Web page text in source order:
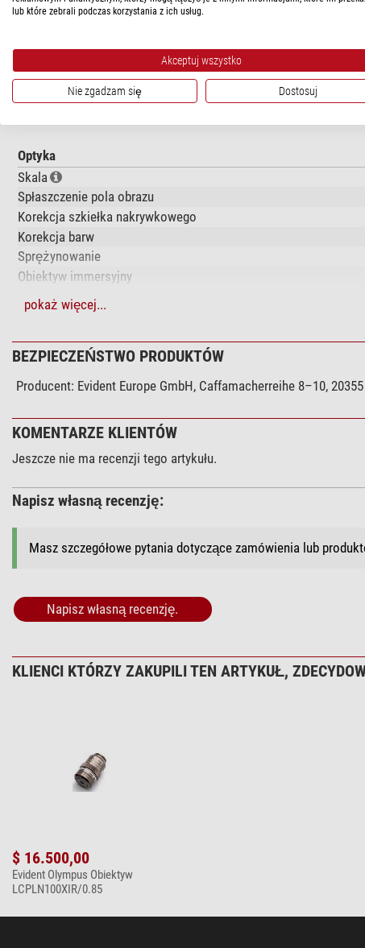
Fluorescencja (wzbudzenie B, G): doskonała
Optyka
Skala
Spłaszczenie pola obrazu
Korekcja szkiełka nakrywkowego
Korekcja barw
Sprężynowanie
Obiektyw immersyjny
Skorygowany do nieskończoności
System optyczny
Wydajność
Apertura liczbowa
Powiększenie
Mechanika
Odstęp roboczy (mm)
Seria
Medycyna
Numer produktu dostawcy
pokaż więcej...
BEZPIECZEŃSTWO PRODUKTÓW
Producent: Evident Europe GmbH, Caffamacherreihe 8–10,
KOMENTARZE KLIENTÓW
Jeszcze nie ma recenzji tego artykułu.
Napisz własną recenzję:
Masz szczegółowe pytania dotyczące zamówienia lub
Napisz własną recenzję.
KLIENCI KTÓRZY ZAKUPILI TEN ARTYKUŁ,
$ 16.500,00
Evident Olympus Obiektyw
LCPLN100XIR/0.85
lub które zebrali podczas korzystania z ich usług.
Akceptuj wszystko
Nie zgadzam się Dostosuj